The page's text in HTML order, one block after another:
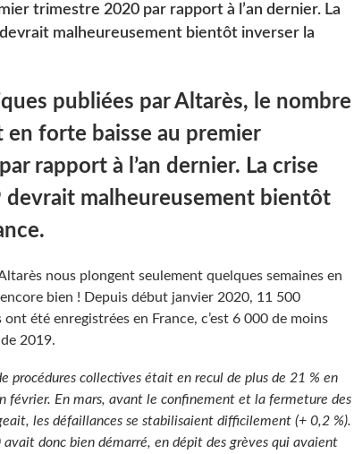
trimestre 2020 par rapport à l’an dernier. La
malheureusement bientôt inverser la
publiées par Altarès, le nombre
forte baisse au premier
rapport à l’an dernier. La crise
devrait malheureusement bientôt
nous plongent seulement quelques semaines en
bien ! Depuis début janvier 2020, 11 500
ont été enregistrées en France, c’est 6 000 de moins
2019.
procédures collectives était en recul de plus de 21 % en
février. En mars, avant le confinement et la fermeture des
les défaillances se stabilisaient difficilement (+ 0,2 %).
donc bien démarré, en dépit des grèves qui avaient